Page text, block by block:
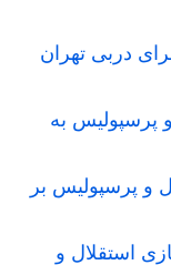
دربی تهران
پرسپولیس به
و پرسپولیس بر
استقلال و